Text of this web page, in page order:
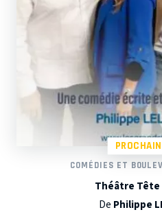
COMÉDIES ET
Théâtre Tête
De Philippe